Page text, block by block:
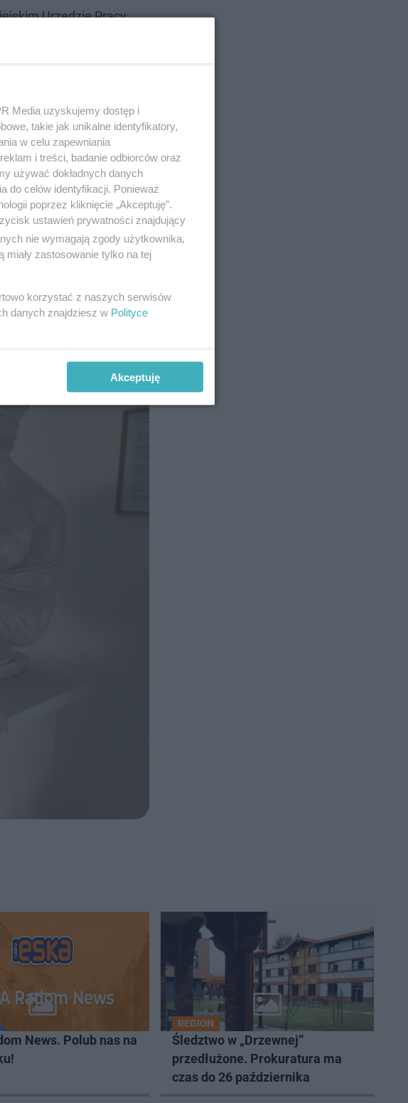
Urzędzie Pracy
News. Polub nas na
REGION
Śledztwo w „Drzewnej”
przedłużone. Prokuratura ma
czas do 26 października
Media uzyskujemy dostęp i
takie jak unikalne identyfikatory,
w celu zapewniania
i treści, badanie odbiorców oraz
używać dokładnych danych
do celów identyfikacji. Ponieważ
poprzez kliknięcie „Akceptuję”.
ustawień prywatności znajdujący
nie wymagają zgody użytkownika,
zastosowanie tylko na tej
korzystać z naszych serwisów
danych znajdziesz w Polityce
Akceptuję